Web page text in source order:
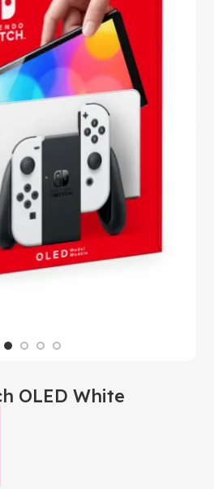
OLED White